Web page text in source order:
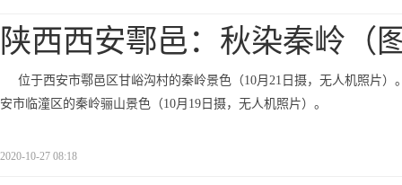
陕西西安鄠邑：秋染秦岭（
位于西安市鄠邑区甘峪沟村的秦岭景色（10月21日摄，无人机照片
安市临潼区的秦岭骊山景色（10月19日摄，无人机照片）。
2020-10-27 08:18